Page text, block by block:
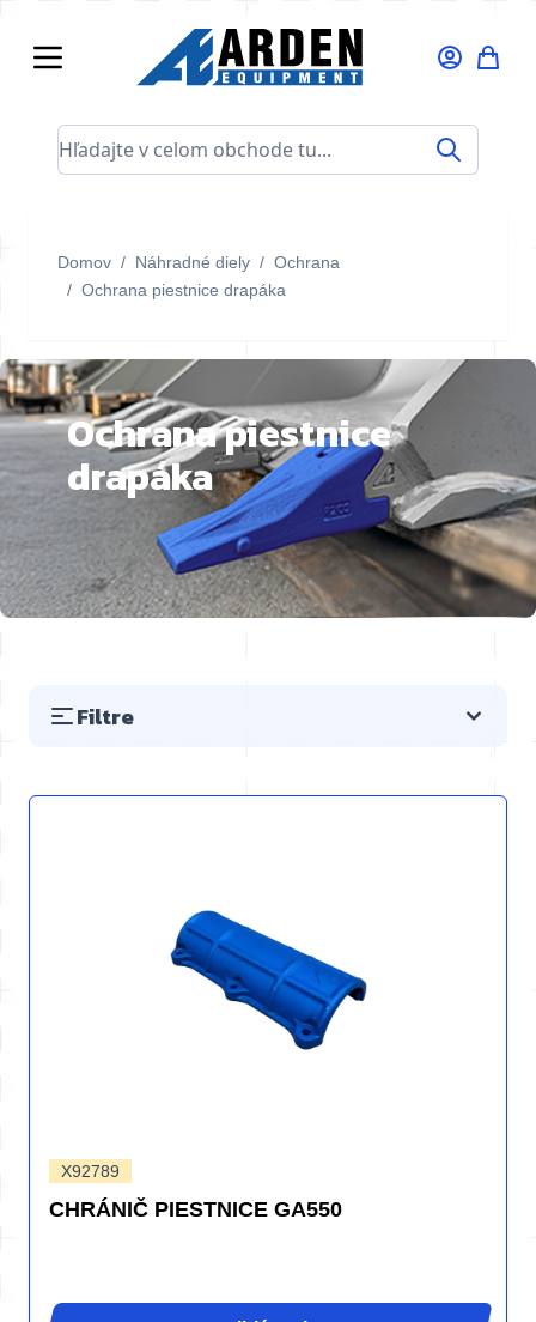
Hľadajte v celom obchode tu...
Domov / Náhradné diely / Ochrana
/ Ochrana piestnice drapáka
Ochrana piestnice
drapáka
Filtre
X92789
CHRÁNIČ PIESTNICE GA550